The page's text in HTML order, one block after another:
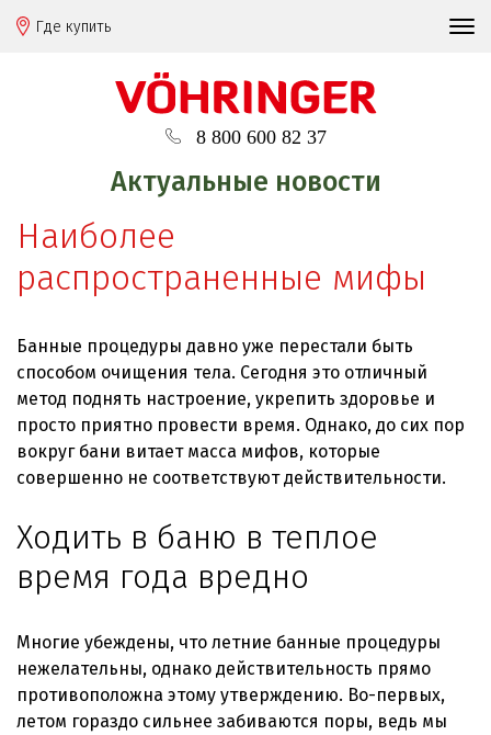
Где купить
8 800 600 82 37
Актуальные новости
Наиболее
распространенные мифы
Банные процедуры давно уже перестали быть
способом очищения тела. Сегодня это отличный
метод поднять настроение, укрепить здоровье и
просто приятно провести время. Однако, до сих пор
вокруг бани витает масса мифов, которые
совершенно не соответствуют действительности.
Ходить в баню в теплое
время года вредно
Многие убеждены, что летние банные процедуры
нежелательны, однако действительность прямо
противоположна этому утверждению. Во-первых,
летом гораздо сильнее забиваются поры, ведь мы